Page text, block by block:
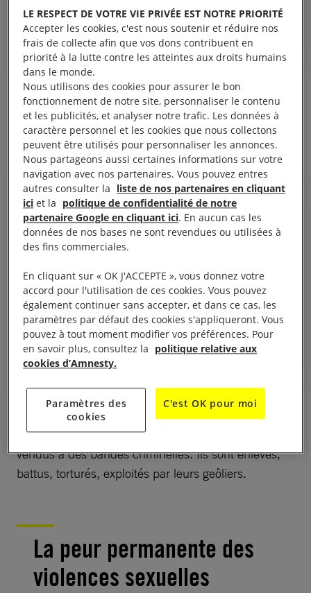
personne handicapée. »
Ahmed, 18 ans, Somalien, a demandé de l’eau aux
trafiquants pour des Syriens qui avaient besoin de
boire. Il a été battu pour cela.
Le premier Syrien est mort de
soif. Il était jeune, peut-être 21
ans. Après, [les trafiquants] nous
ont donné de l’eau, mais un autre
Syrien est mort aussi, il n’avait
que 19 ans. »
Une fois arrivés en Libye, les réfugiés et les migrants
restent entre les mains des trafiquants ou sont
vendus à des bandes criminelles. Ils sont enlevés,
battus, torturés, exploités par leurs geôliers.
La peur permanente des
violences sexuelles
LE RESPECT DE VOTRE VIE PRIVÉE EST NOTRE PRIORITÉ
Accepter les cookies, c'est nous soutenir et réduire nos
frais de collecte afin que vos dons contribuent en
priorité à la lutte contre les atteintes aux droits humains
dans le monde.
Nous utilisons des cookies pour assurer le bon
fonctionnement de notre site, personnaliser le contenu
et les publicités, et analyser notre trafic. Les données à
caractère personnel et les cookies que nous collectons
peuvent être utilisés pour personnaliser les annonces.
Nous partageons aussi certaines informations sur votre
navigation avec nos partenaires. Vous pouvez entres
autres consulter la liste de nos partenaires en cliquant
ici et la politique de confidentialité de notre
partenaire Google en cliquant ici. En aucun cas les
données de nos bases ne sont revendues ou utilisées à
des fins commerciales.
En cliquant sur « OK J'ACCEPTE », vous donnez votre
accord pour l'utilisation de ces cookies. Vous pouvez
également continuer sans accepter, et dans ce cas, les
paramètres par défaut des cookies s'appliqueront. Vous
pouvez à tout moment modifier vos préférences. Pour
en savoir plus, consultez la politique relative aux
cookies d’Amnesty.
Paramètres des
cookies
C'est OK pour moi